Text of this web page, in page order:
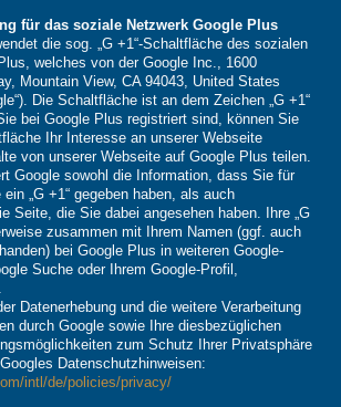
für das soziale Netzwerk Google Plus
die sog. „G +1“-Schaltfläche des sozialen
welches von der Google Inc., 1600
Mountain View, CA 94043, United States
Die Schaltfläche ist an dem Zeichen „G +1“
bei Google Plus registriert sind, können Sie
Ihr Interesse an unserer Webseite
von unserer Webseite auf Google Plus teilen.
Google sowohl die Information, dass Sie für
„G +1“ gegeben haben, als auch
Seite, die Sie dabei angesehen haben. Ihre „G
zusammen mit Ihrem Namen (ggf. auch
bei Google Plus in weiteren Google-
Suche oder Ihrem Google-Profil,
Datenerhebung und die weitere Verarbeitung
durch Google sowie Ihre diesbezüglichen
zum Schutz Ihrer Privatsphäre
Datenschutzhinweisen:
intl/de/policies/privacy/